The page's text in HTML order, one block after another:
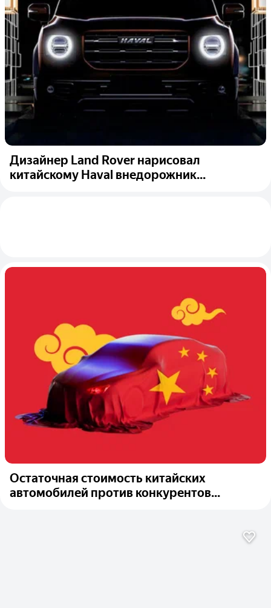
Дизайнер Land Rover нарисовал
китайскому Haval внедорожник...
Остаточная стоимость китайских
автомобилей против конкурентов...